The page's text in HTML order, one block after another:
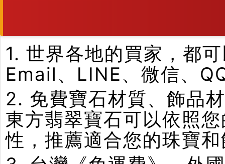
1. 世界各地的買家，都
Email、LINE、微信、
2. 免費寶石材質、飾品
東方翡翠寶石可以依照
性，推薦適合您的珠寶